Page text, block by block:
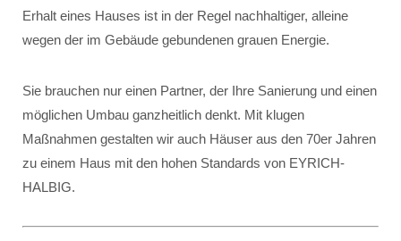
Erhalt eines Hauses ist in der Regel nachhaltiger, alleine
wegen der im Gebäude gebundenen grauen Energie.
Sie brauchen nur einen Partner, der Ihre Sanierung und einen
möglichen Umbau ganzheitlich denkt. Mit klugen
Maßnahmen gestalten wir auch Häuser aus den 70er Jahren
zu einem Haus mit den hohen Standards von EYRICH-
HALBIG.